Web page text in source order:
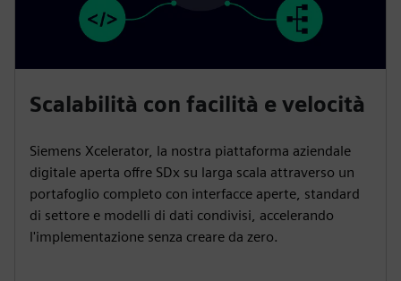
Scalabilità con facilità e velocità
Siemens Xcelerator, la nostra piattaforma aziendale
digitale aperta offre SDx su larga scala attraverso un
portafoglio completo con interfacce aperte, standard
di settore e modelli di dati condivisi, accelerando
l'implementazione senza creare da zero.